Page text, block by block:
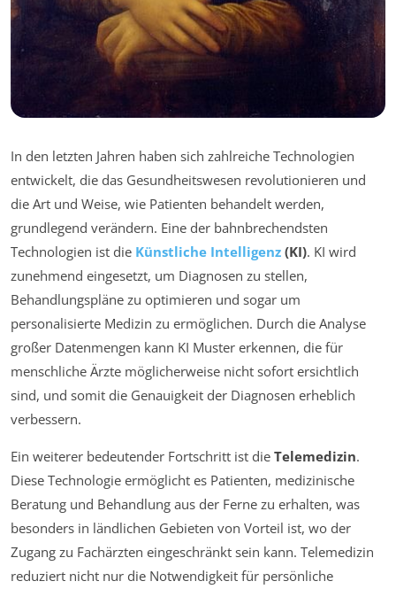
In den letzten Jahren haben sich zahlreiche Technologien
entwickelt, die das Gesundheitswesen revolutionieren und
die Art und Weise, wie Patienten behandelt werden,
grundlegend verändern. Eine der bahnbrechendsten
Technologien ist die Künstliche Intelligenz (KI). KI wird
zunehmend eingesetzt, um Diagnosen zu stellen,
Behandlungspläne zu optimieren und sogar um
personalisierte Medizin zu ermöglichen. Durch die Analyse
großer Datenmengen kann KI Muster erkennen, die für
menschliche Ärzte möglicherweise nicht sofort ersichtlich
sind, und somit die Genauigkeit der Diagnosen erheblich
verbessern.
Ein weiterer bedeutender Fortschritt ist die Telemedizin.
Diese Technologie ermöglicht es Patienten, medizinische
Beratung und Behandlung aus der Ferne zu erhalten, was
besonders in ländlichen Gebieten von Vorteil ist, wo der
Zugang zu Fachärzten eingeschränkt sein kann. Telemedizin
reduziert nicht nur die Notwendigkeit für persönliche